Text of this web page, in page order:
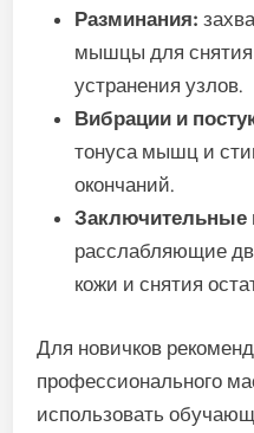
Разминания:
мышцы для снятия
устранения узлов.
Вибрации и
тонуса мышц и
окончаний.
Заключительные
расслабляющие
кожи и снятия
Для новичков
профессионального
использовать